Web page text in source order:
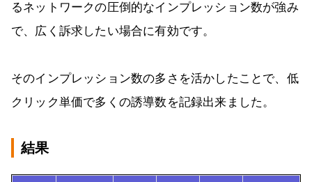
るネットワークの圧倒的なインプレッション数が強み
で、広く訴求したい場合に有効です。
そのインプレッション数の多さを活かしたことで、低
クリック単価で多くの誘導数を記録出来ました。
結果